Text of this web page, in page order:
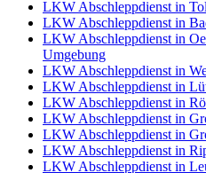
LKW Abschleppdienst in
LKW Abschleppdienst in
LKW Abschleppdienst in
Umgebung
LKW Abschleppdienst in
LKW Abschleppdienst in
LKW Abschleppdienst in
LKW Abschleppdienst in
LKW Abschleppdienst in
LKW Abschleppdienst in
LKW Abschleppdienst in